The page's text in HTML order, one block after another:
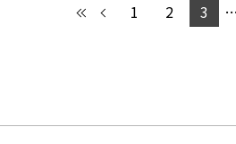
1 2 3 …